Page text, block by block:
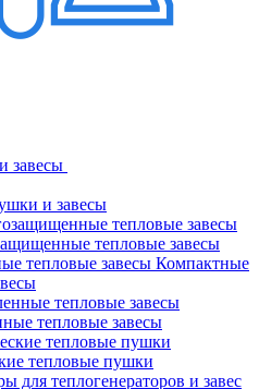
завесы
и завесы
тепловые завесы
Компактные
тепловые завесы
тепловые пушки